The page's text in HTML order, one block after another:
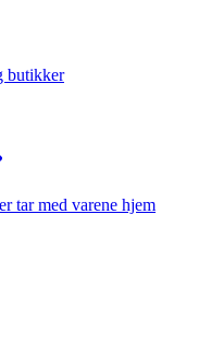
butikker
tar med varene hjem